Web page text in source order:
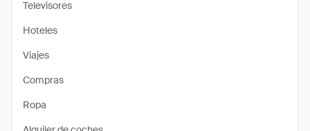
Televisores
Hoteles
Viajes
Compras
Ropa